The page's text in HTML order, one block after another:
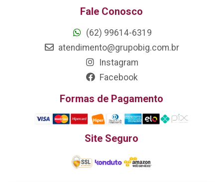
Fale Conosco
(62) 99614-6319
atendimento@grupobig.com.br
Instagram
Facebook
Formas de Pagamento
Site Seguro